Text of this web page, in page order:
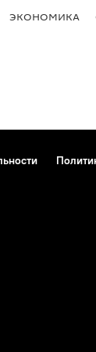
ЭКОНОМИКА